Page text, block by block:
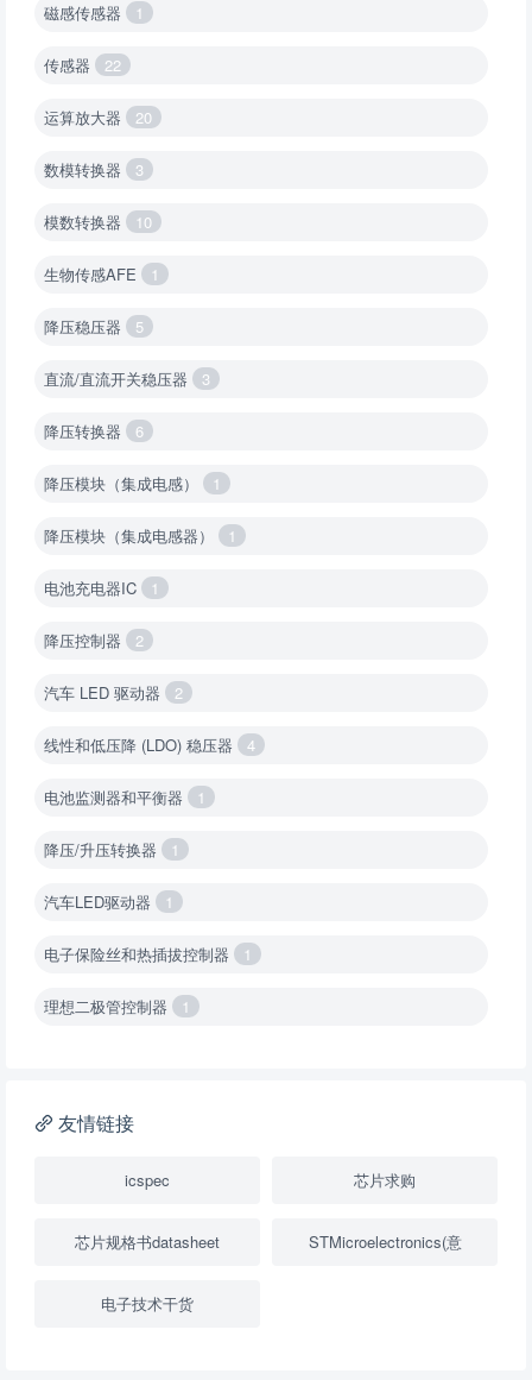
磁感传感器 1
传感器 22
运算放大器 20
数模转换器 3
模数转换器 10
生物传感AFE 1
降压稳压器 5
直流/直流开关稳压器 3
降压转换器 6
降压模块（集成电感） 1
降压模块（集成电感器） 1
电池充电器IC 1
降压控制器 2
汽车 LED 驱动器 2
线性和低压降 (LDO) 稳压器 4
电池监测器和平衡器 1
降压/升压转换器 1
汽车LED驱动器 1
电子保险丝和热插拔控制器 1
理想二极管控制器 1
降压转换器（继承开关）
USB隔离器 1
友情链接
icspec 芯片求购
芯片规格书datasheet STMicroelectronics(意
电子技术干货